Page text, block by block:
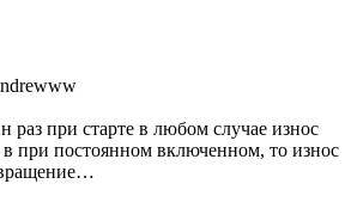
раз при старте в любом случае износ
в при постоянном включенном, то износ